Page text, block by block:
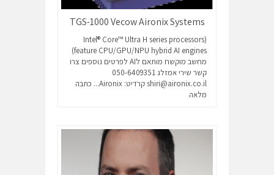
TGS-1000 Vecow Aironix Systems
(Intel® Core™ Ultra H series processors
feature CPU/GPU/NPU hybrid AI engines)
מחשב מוקשח מותאם לAI לפרטים נוספים צרו
קשר שירי אמזלג 050-6409351
shiri@aironix.co.il קרדיט: Aironix...
כתבה
מלאה